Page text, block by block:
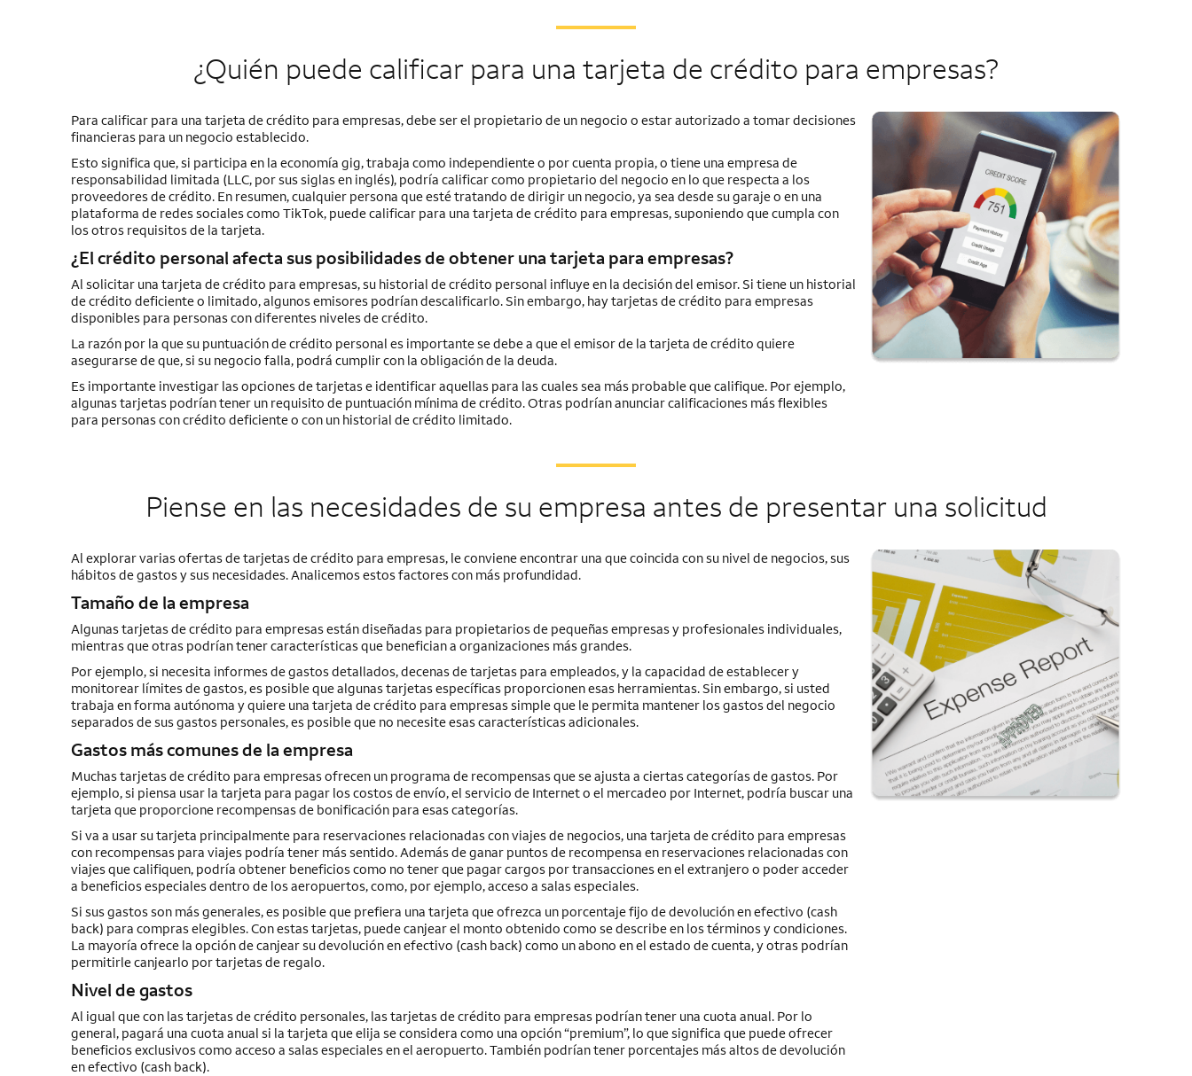
¿Quién puede calificar para una tarjeta de crédito para empresas?
Para calificar para una tarjeta de crédito para empresas, debe ser el propietario de un negocio o estar autorizado a tomar decisiones
financieras para un negocio establecido.
Esto significa que, si participa en la economía gig, trabaja como independiente o por cuenta propia, o tiene una empresa de
responsabilidad limitada (LLC, por sus siglas en inglés), podría calificar como propietario del negocio en lo que respecta a los
proveedores de crédito. En resumen, cualquier persona que esté tratando de dirigir un negocio, ya sea desde su garaje o en una
plataforma de redes sociales como TikTok, puede calificar para una tarjeta de crédito para empresas, suponiendo que cumpla con
los otros requisitos de la tarjeta.
¿El crédito personal afecta sus posibilidades de obtener una tarjeta para empresas?
Al solicitar una tarjeta de crédito para empresas, su historial de crédito personal influye en la decisión del emisor. Si tiene un historial
de crédito deficiente o limitado, algunos emisores podrían descalificarlo. Sin embargo, hay tarjetas de crédito para empresas
disponibles para personas con diferentes niveles de crédito.
La razón por la que su puntuación de crédito personal es importante se debe a que el emisor de la tarjeta de crédito quiere
asegurarse de que, si su negocio falla, podrá cumplir con la obligación de la deuda.
Es importante investigar las opciones de tarjetas e identificar aquellas para las cuales sea más probable que califique. Por ejemplo,
algunas tarjetas podrían tener un requisito de puntuación mínima de crédito. Otras podrían anunciar calificaciones más flexibles
para personas con crédito deficiente o con un historial de crédito limitado.
Piense en las necesidades de su empresa antes de presentar una solicitud
Al explorar varias ofertas de tarjetas de crédito para empresas, le conviene encontrar una que coincida con su nivel de negocios, sus
hábitos de gastos y sus necesidades. Analicemos estos factores con más profundidad.
Tamaño de la empresa
Algunas tarjetas de crédito para empresas están diseñadas para propietarios de pequeñas empresas y profesionales individuales,
mientras que otras podrían tener características que benefician a organizaciones más grandes.
Por ejemplo, si necesita informes de gastos detallados, decenas de tarjetas para empleados, y la capacidad de establecer y
monitorear límites de gastos, es posible que algunas tarjetas específicas proporcionen esas herramientas. Sin embargo, si usted
trabaja en forma autónoma y quiere una tarjeta de crédito para empresas simple que le permita mantener los gastos del negocio
separados de sus gastos personales, es posible que no necesite esas características adicionales.
Gastos más comunes de la empresa
Muchas tarjetas de crédito para empresas ofrecen un programa de recompensas que se ajusta a ciertas categorías de gastos. Por
ejemplo, si piensa usar la tarjeta para pagar los costos de envío, el servicio de Interneto el mercadeo por Internet, podría buscar una
tarjeta que proporcione recompensas de bonificación para esas categorías.
Si va a usar su tarjeta principalmente para reservaciones relacionadas con viajes de negocios, una tarjeta de crédito para empresas
con recompensas para viajes podría tener más sentido. Además de ganar puntos de recompensa en reservaciones relacionadas con
viajes que califiquen, podría obtener beneficios como no tener que pagar cargos por transacciones en el extranjero o poder acceder
a beneficios especiales dentro de los aeropuertos, como, por ejemplo, acceso a salas especiales.
Si sus gastos son más generales, es posible que prefiera una tarjeta que ofrezca un porcentaje fijo de devolución en efectivo (cash
back) para compras elegibles. Con estas tarjetas, puede canjear el monto obtenido como se describe en los términos y condiciones.
La mayoría ofrece la opción de canjear su devolución en efectivo (cash back) como un abono en el estado de cuenta, y otras podrían
permitirle canjearlo por tarjetas de regalo.
Nivel de gastos
Al igual que con las tarjetas de crédito personales, las tarjetas de crédito para empresas podrían tener una cuota anual. Por lo
general, pagará una cuota anual si la tarjeta que elija se considera como una opción “premium”, lo que significa que puede ofrecer
beneficios exclusivos como acceso a salas especiales en el aeropuerto. También podrían tener porcentajes más altos de devolución
en efectivo (cash back).